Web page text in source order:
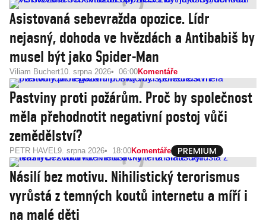
Asistovaná sebevražda opozice. Lídr
nejasný, dohoda ve hvězdách a Antibabiš by
musel být jako Spider-Man
Viliam Buchert10. srpna 2026 06:00Komentáře
Pastviny proti požárům. Proč by společnost
měla přehodnotit negativní postoj vůči
zemědělství?
PETR HAVEL9. srpna 2026 18:00Komentáře
Násilí bez motivu. Nihilistický terorismus
vyrůstá z temných koutů internetu a míří i
na malé děti